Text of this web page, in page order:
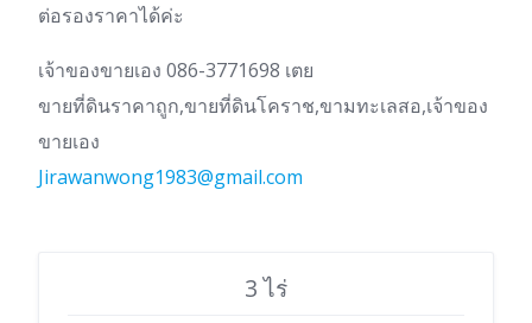
ต่อรองราคาได้ค่ะ
เจ้าของขายเอง 086-3771698 เตย
ขายที่ดินราคาถูก,ขายที่ดินโคราช,ขามทะเลสอ,เจ้าของ
ขายเอง
Jirawanwong1983@gmail.com
3 ไร่